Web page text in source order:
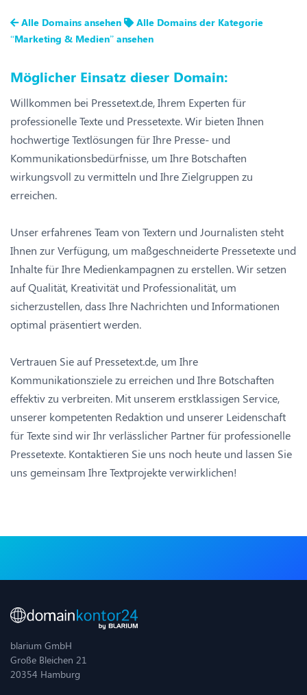
Alle Domains ansehen
Alle Domains der Kategorie
“Marketing & Medien” ansehen
Möglicher Einsatz dieser Domain:
Willkommen bei Pressetext.de, Ihrem Experten für
professionelle Texte und Pressetexte. Wir bieten Ihnen
hochwertige Textlösungen für Ihre Presse- und
Kommunikationsbedürfnisse, um Ihre Botschaften
wirkungsvoll zu vermitteln und Ihre Zielgruppen zu
erreichen.
Unser erfahrenes Team von Textern und Journalisten steht
Ihnen zur Verfügung, um maßgeschneiderte Pressetexte und
Inhalte für Ihre Medienkampagnen zu erstellen. Wir setzen
auf Qualität, Kreativität und Professionalität, um
sicherzustellen, dass Ihre Nachrichten und Informationen
optimal präsentiert werden.
Vertrauen Sie auf Pressetext.de, um Ihre
Kommunikationsziele zu erreichen und Ihre Botschaften
effektiv zu verbreiten. Mit unserem erstklassigen Service,
unserer kompetenten Redaktion und unserer Leidenschaft
für Texte sind wir Ihr verlässlicher Partner für professionelle
Pressetexte. Kontaktieren Sie uns noch heute und lassen Sie
uns gemeinsam Ihre Textprojekte verwirklichen!
blarium GmbH
Große Bleichen 21
20354 Hamburg